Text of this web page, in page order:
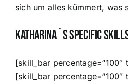
sich um alles kümmert, was
Katharina´s Specific
[skill_bar percentage=“100″
[skill_bar percentage=“100″